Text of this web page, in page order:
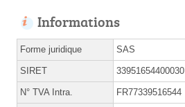
Informations
Forme juridique SAS
SIRET 33951654400030
N° TVA Intra. FR77339516544